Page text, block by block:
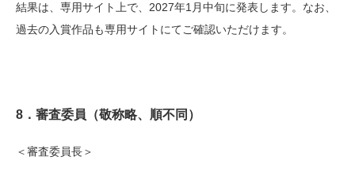
結果は、専用サイト上で、2027年1月中旬に発表します。なお、
過去の入賞作品も専用サイトにてご確認いただけます。
8．審査委員 （敬称略、順不同）
＜審査委員長＞